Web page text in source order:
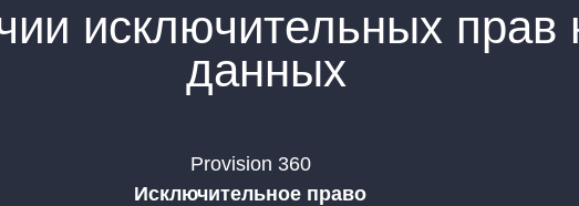
исключительных
данных
Provision 360
Исключительное право